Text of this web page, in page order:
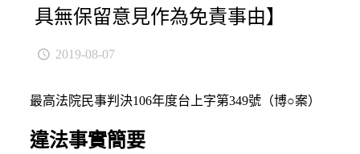
具無保留意見作為免責事由】
2019-08-07
最高法院民事判決106年度台上字第349號（博○案）
違法事實簡要